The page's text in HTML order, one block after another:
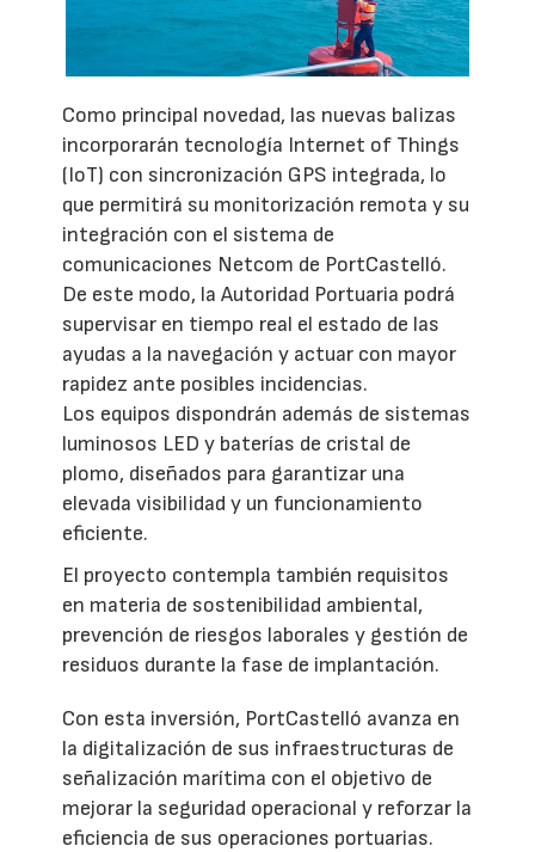
Como principal novedad, las nuevas balizas
incorporarán tecnología Internet of Things
(IoT) con sincronización GPS integrada, lo
que permitirá su monitorización remota y su
integración con el sistema de
comunicaciones Netcom de PortCastelló.
De este modo, la Autoridad Portuaria podrá
supervisar en tiempo real el estado de las
ayudas a la navegación y actuar con mayor
rapidez ante posibles incidencias.
Los equipos dispondrán además de sistemas
luminosos LED y baterías de cristal de
plomo, diseñados para garantizar una
elevada visibilidad y un funcionamiento
eficiente.
El proyecto contempla también requisitos
en materia de sostenibilidad ambiental,
prevención de riesgos laborales y gestión de
residuos durante la fase de implantación.
Con esta inversión, PortCastelló avanza en
la digitalización de sus infraestructuras de
señalización marítima con el objetivo de
mejorar la seguridad operacional y reforzar la
eficiencia de sus operaciones portuarias.